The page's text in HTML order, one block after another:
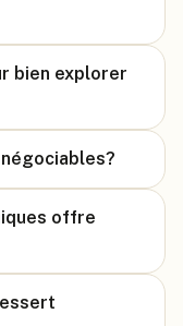
bien explorer
offre